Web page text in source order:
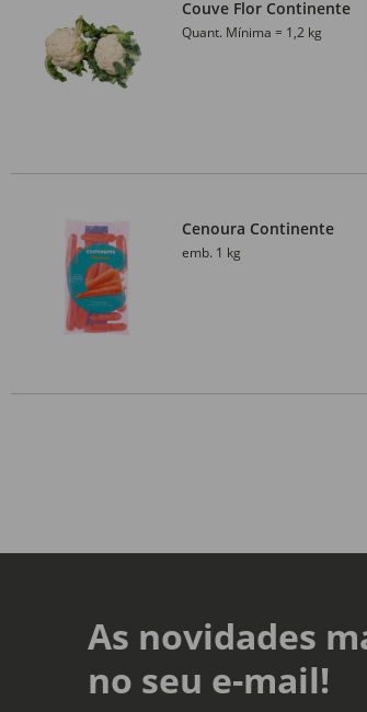
Couve Flor Continente
Quant. Mínima = 1,2 kg
Cenoura Continente
emb. 1 kg
As novidades
no seu e-mail!